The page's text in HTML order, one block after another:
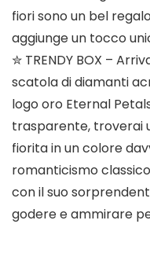
fiori sono un bel
aggiunge un tocco
✮ TRENDY BOX –
scatola di diamanti
logo oro Eternal
trasparente, troverai
fiorita in un colore
romanticismo
con il suo
godere e ammirare